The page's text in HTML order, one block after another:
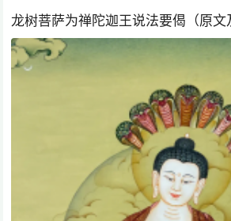
龙树菩萨为禅陀迦王说法要偈（原文